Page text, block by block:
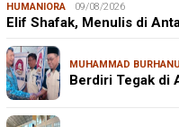
HUMANIORA 09/08/2026
Elif Shafak, Menulis di
MUHAMMAD
Berdiri Tegak di